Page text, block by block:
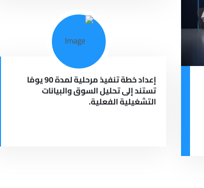
إعداد خطة تنفيذ مرحلية لمدة 90 يومًا
تستند إلى تحليل السوق والبيانات
التشغيلية الفعلية.